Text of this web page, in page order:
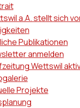
a.A. stellt sich
Publikationen
anmelden
Wettswil
Projekte